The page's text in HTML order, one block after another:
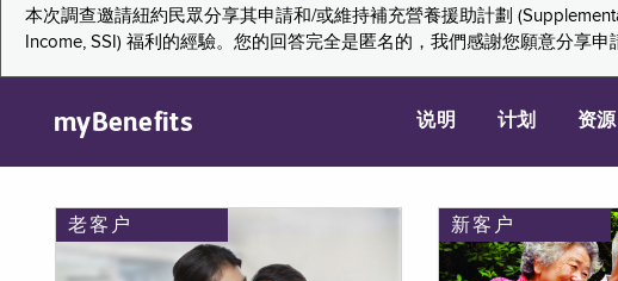
本次調查邀請紐約民眾分享其申請和/或維持補充營養援助計劃
Income, SSI) 福利的經驗。您的回答完全是匿名的，我們感謝您願意分享
myBenefits 说明 计划 资源
老客户 新客户